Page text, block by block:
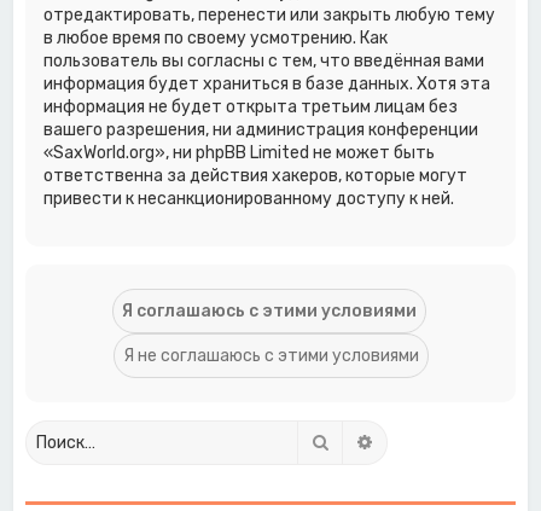
отредактировать, перенести или закрыть любую тему
в любое время по своему усмотрению. Как
пользователь вы согласны с тем, что введённая вами
информация будет храниться в базе данных. Хотя эта
информация не будет открыта третьим лицам без
вашего разрешения, ни администрация конференции
«SaxWorld.org», ни phpBB Limited не может быть
ответственна за действия хакеров, которые могут
привести к несанкционированному доступу к ней.
Поиск